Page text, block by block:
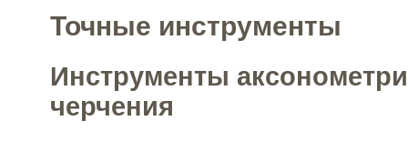
Точные инструменты
Инструменты
черчения